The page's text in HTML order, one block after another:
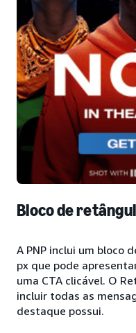
Bloco de
A PNP inclui um bloco
px que pode
uma CTA clicável. O
incluir todas as
destaque possui.